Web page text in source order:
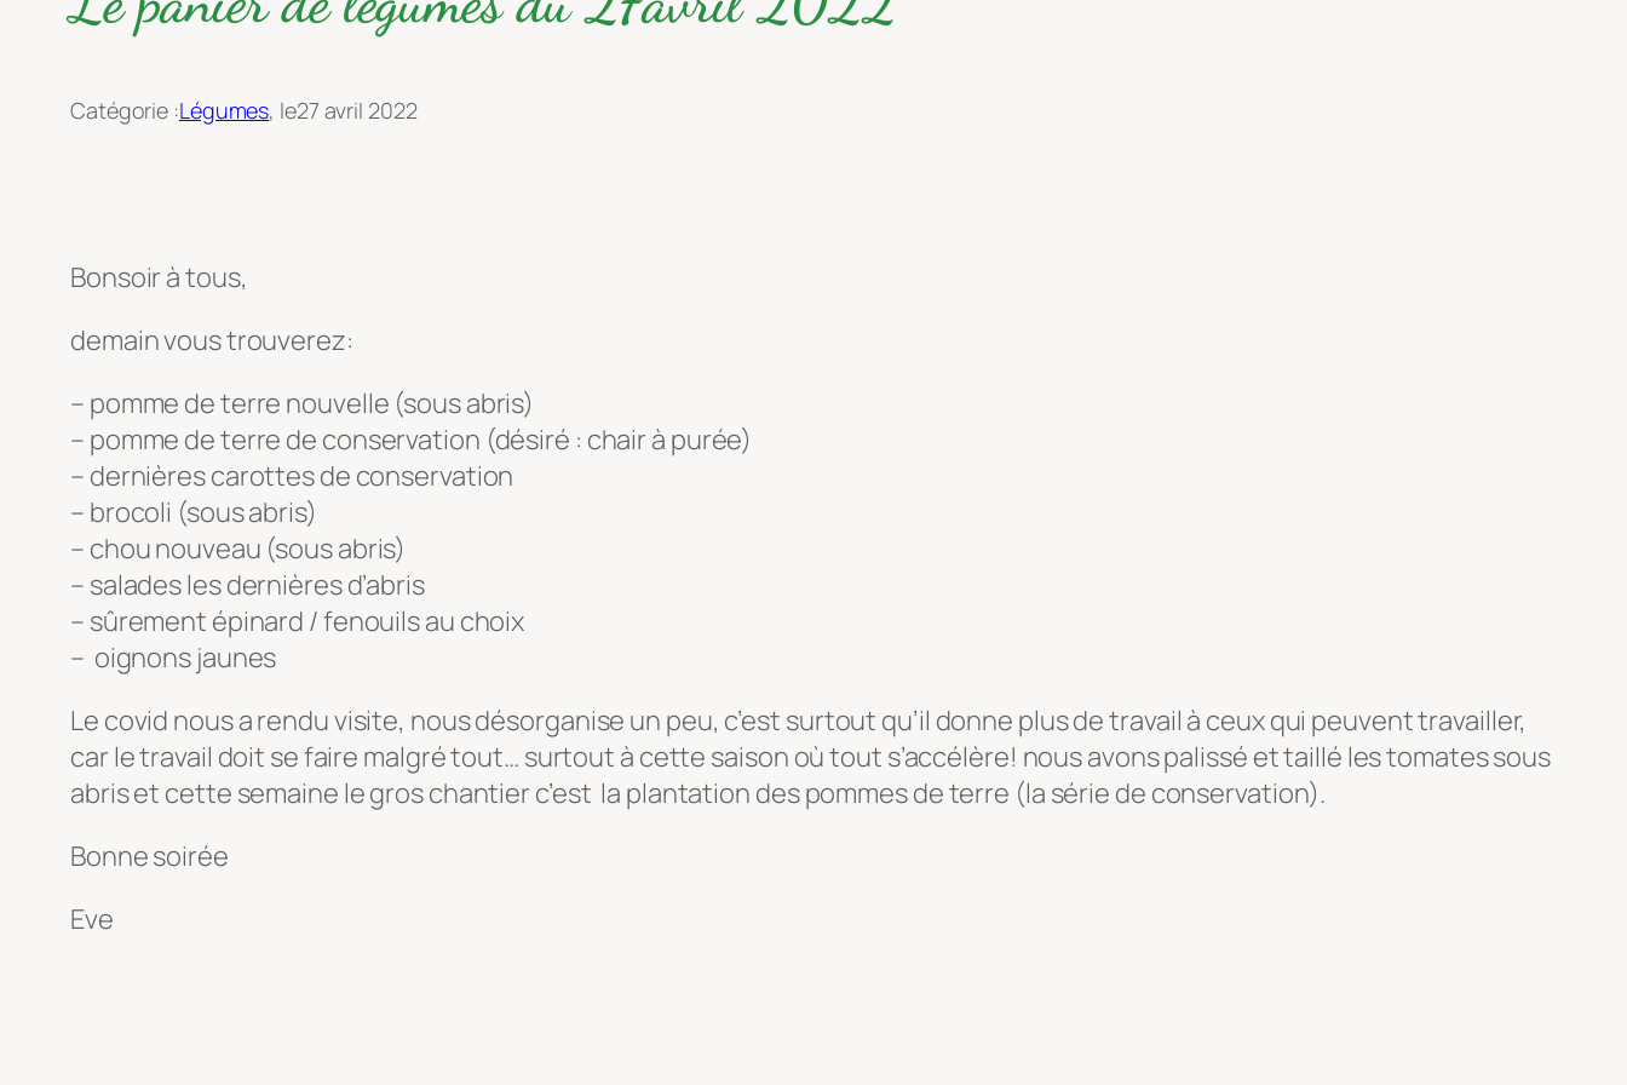
Catégorie :Légumes, le27 avril 2022
Bonsoir à tous,
demain vous trouverez:
– pomme de terre nouvelle (sous abris)
– pomme de terre de conservation (désiré : chair à purée)
– dernières carottes de conservation
– brocoli (sous abris)
– chou nouveau (sous abris)
– salades les dernières d’abris
– sûrement épinard / fenouils au choix
– oignons jaunes
Le covid nous a rendu visite, nous désorganise un peu, c’est surtout qu’il donne plus de travail à ceux qui peuvent travailler,
car le travail doit se faire malgré tout… surtout à cette saison où tout s’accélère! nous avons palissé et taillé les tomates sous
abris et cette semaine le gros chantier c’est la plantation des pommes de terre (la série de conservation).
Bonne soirée
Eve